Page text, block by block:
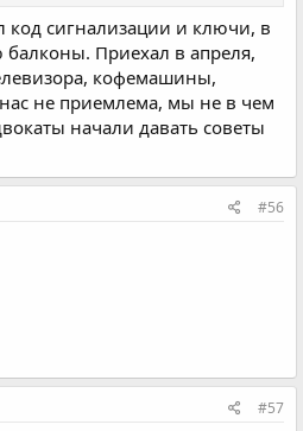
код сигнализации и ключи, в
балконы. Приехал в апреля,
кофемашины,
не приемлема, мы не в чем
начали давать советы
#56
#57